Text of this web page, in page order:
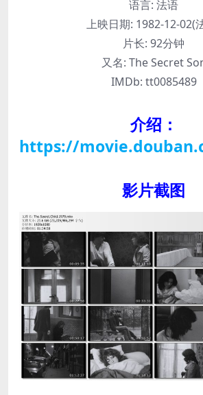
语言: 法语
上映日期: 1982-12-02(
片长: 92分钟
又名: The Secret
IMDb: tt0085489
介绍：
https://
影片截图